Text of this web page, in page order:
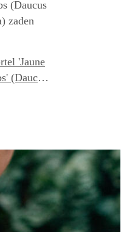
'Jaune
(Daucus
zaden